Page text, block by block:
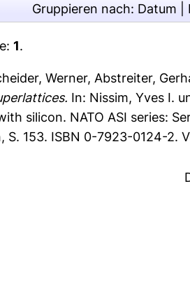
Gruppieren nach: Datum
1.
Werner, Abstreiter,
In: Nissim, Yves I.
silicon. NATO ASI series:
S. 153. ISBN 0-7923-0124-2.